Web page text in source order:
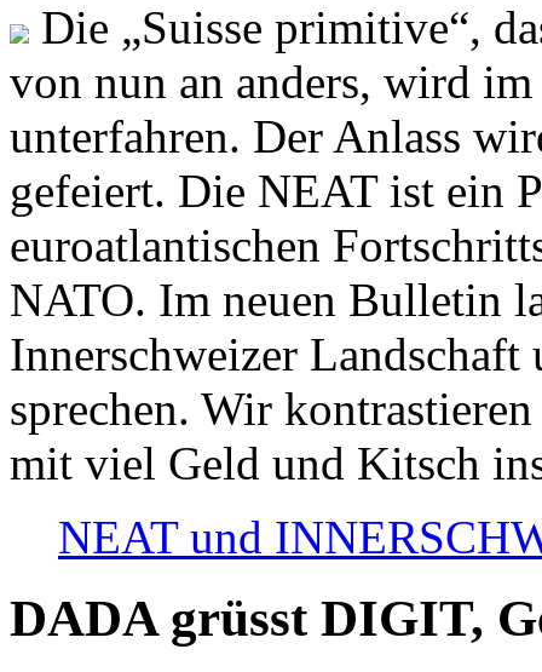
Die „Suisse primitive“,
von nun an anders, wird
unterfahren. Der Anlass
gefeiert. Die NEAT ist ein
euroatlantischen
NATO. Im neuen Bulletin
Innerschweizer
sprechen. Wir
mit viel Geld und Kitsch
NEAT und
DADA grüsst DIGIT,